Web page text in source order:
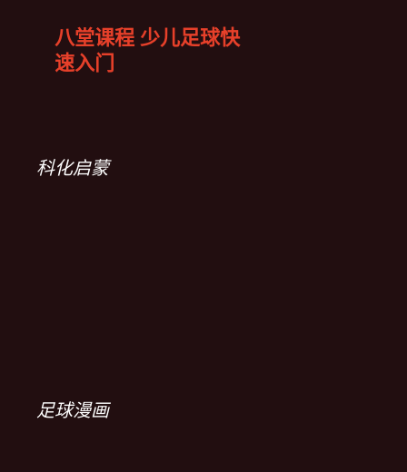
八堂课程 少儿足球快
速入门
科化启蒙
足球漫画